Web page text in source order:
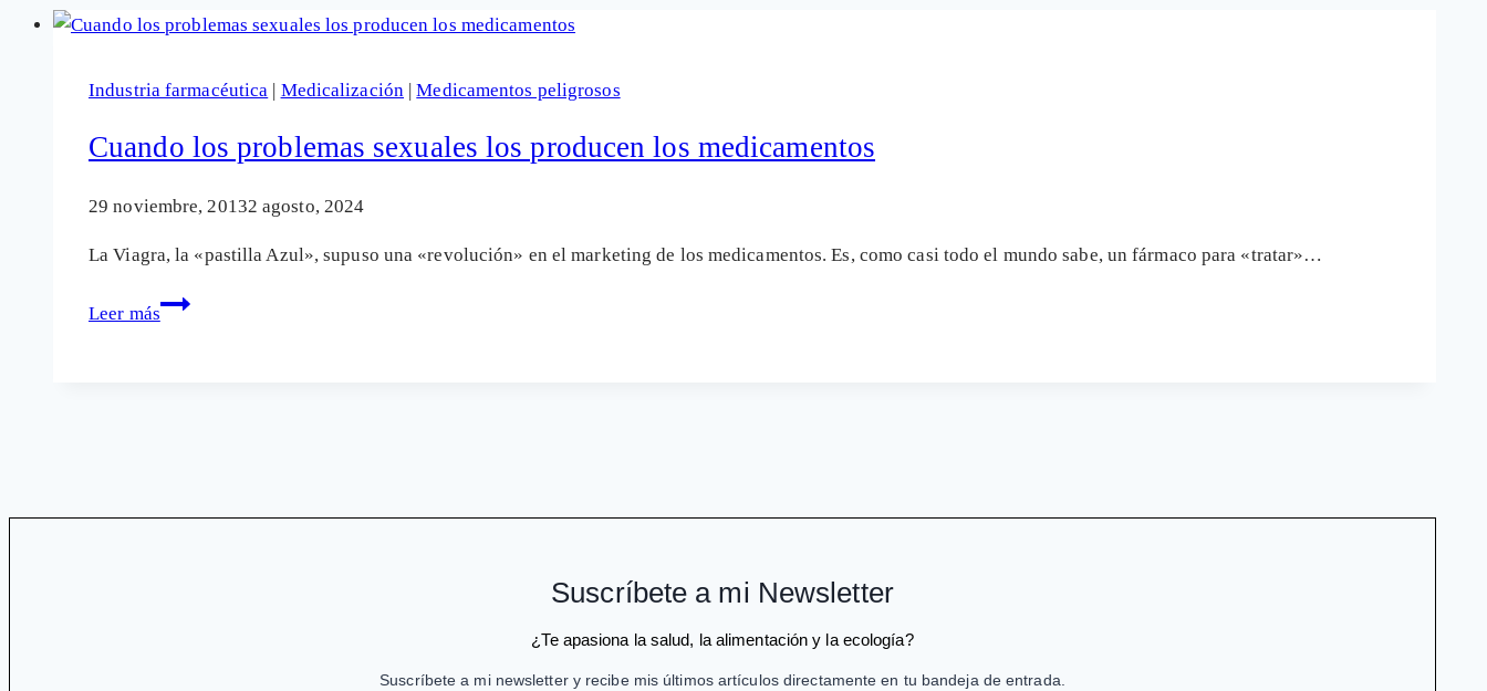
Industria farmacéutica | Medicalización |Medicamentos peligrosos
Cuando los problemas sexuales los producen los medicamentos
29 noviembre, 20132 agosto, 2024
La Viagra, la «pastilla Azul», supuso una «revolución» en el marketing de los medicamentos. Es, como casi todo el mundo sabe, un fármaco para «tratar»…
Leer más
Cuando
Suscríbete a mi Newsletter
¿Te apasiona la salud, la alimentación y la ecología?
Suscríbete a mi newsletter y recibe mis últimos artículos directamente en tu bandeja de entrada.